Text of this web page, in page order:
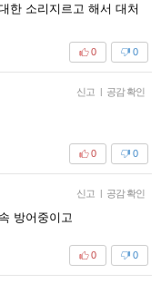
한 소리지르고 해서 대처
0
0
신고 | 공감 확인
0
0
신고 | 공감 확인
방어중이고
0
0